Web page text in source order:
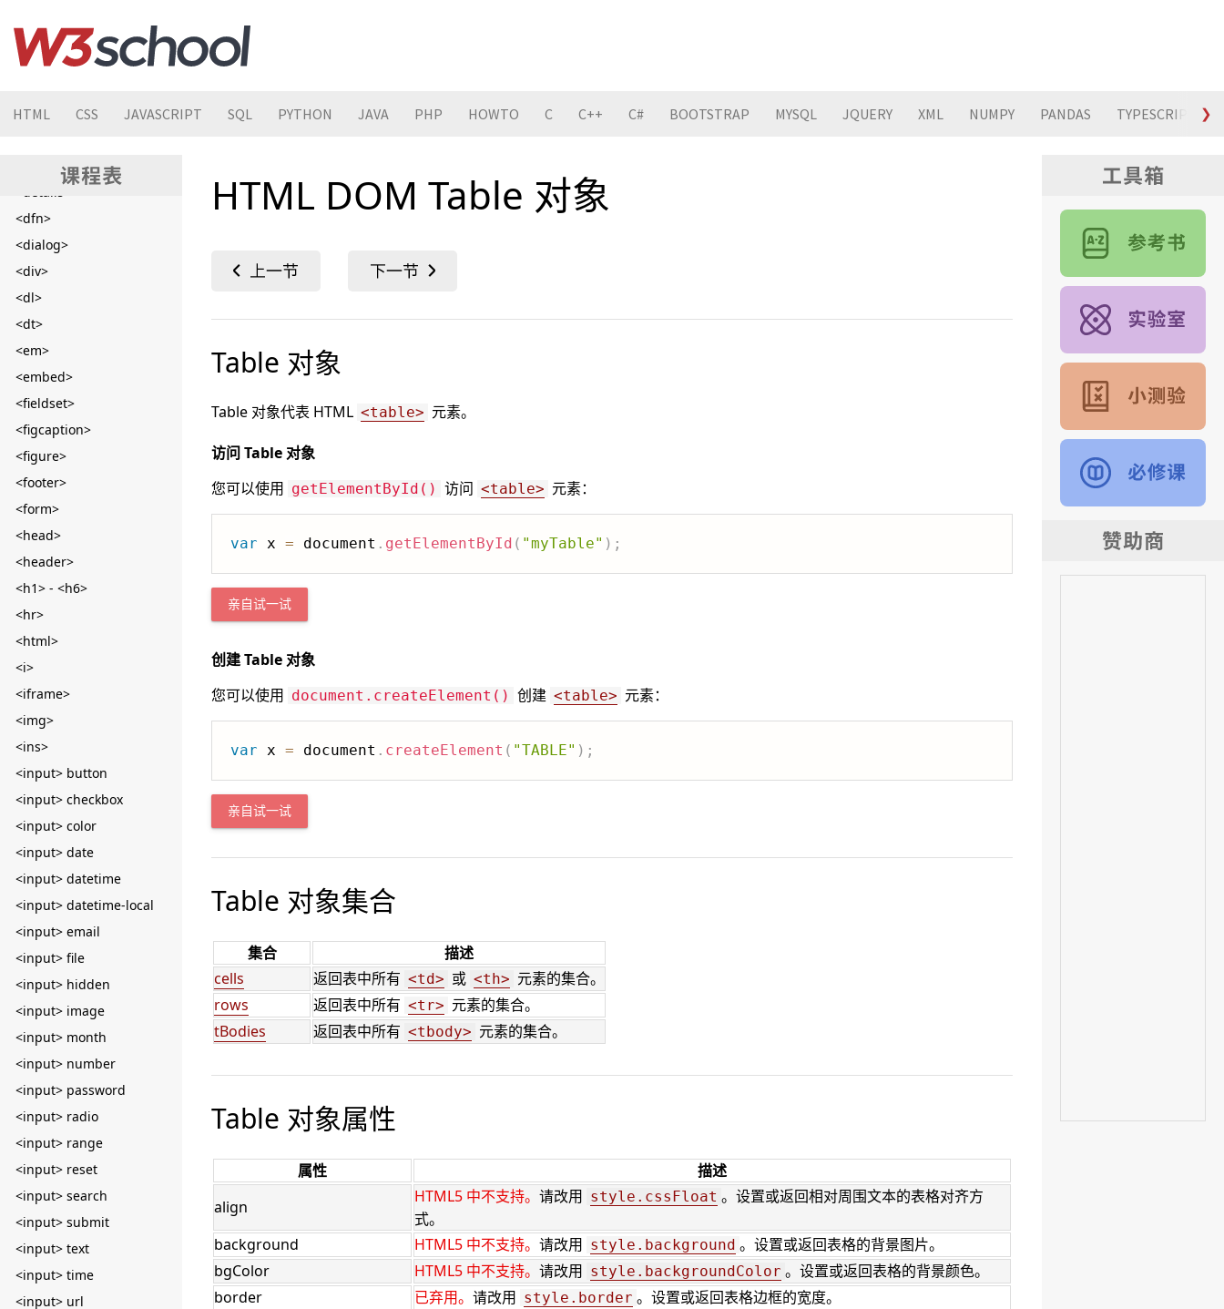
HTML CSS JAVASCRIPT SQL PYTHON JAVA PHP HOWTO C C++ C# BOOTSTRAP MYSQL JQUERY XML NUMPY PANDAS TYPESCRIPT ❯
<code>
<col>
<datalist>
<details>
<dfn>
<dialog>
<div>
<dl>
<dt>
<em>
<embed>
<fieldset>
<figcaption>
<figure>
<footer>
<form>
<head>
<header>
<h1> - <h6>
<hr>
<html>
<i>
<iframe>
<img>
<ins>
<input> button
<input> checkbox
<input> color
<input> date
<input> datetime
<input> datetime-local
<input> email
<input> file
<input> hidden
<input> image
<input> month
<input> number
<input> password
<input> radio
<input> range
<input> reset
<input> search
<input> submit
<input> text
<input> time
<input> url
HTML DOM Table 对象
Table 对象
Table 对象代表 HTML <table> 元素。
访问 Table 对象
您可以使用 getElementById() 访问 <table> 元素：
var x = document . getElementById ( "myTable" ) ;
亲自试一试
创建 Table 对象
您可以使用 document.createElement() 创建 <table> 元素：
var x = document . createElement ( "TABLE" ) ;
亲自试一试
Table 对象集合
集合
描述
cells
返回表中所有 <td> 或 <th> 元素的集合。
rows
返回表中所有 <tr> 元素的集合。
tBodies
返回表中所有 <tbody> 元素的集合。
Table 对象属性
属性
描述
align
HTML5 中不支持。 请改用 style.cssFloat 。设置或返回相对周围文本的表格对齐方
式。
background
HTML5 中不支持。 请改用 style.background 。设置或返回表格的背景图片。
bgColor
HTML5 中不支持。 请改用 style.backgroundColor 。设置或返回表格的背景颜色。
border
已弃用。 请改用 style.border 。设置或返回表格边框的宽度。